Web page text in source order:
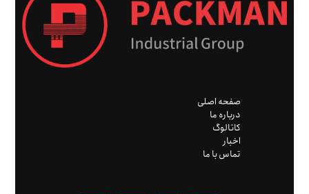
صفحه اصلی
درباره ما
کاتالوگ
اخبار
تماس با ما